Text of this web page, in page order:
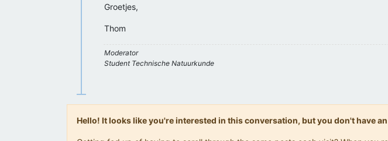
Groetjes,
Thom
Moderator
Student Technische Natuurkunde
Hello! It looks like you're interested in this conversation, but you don't have